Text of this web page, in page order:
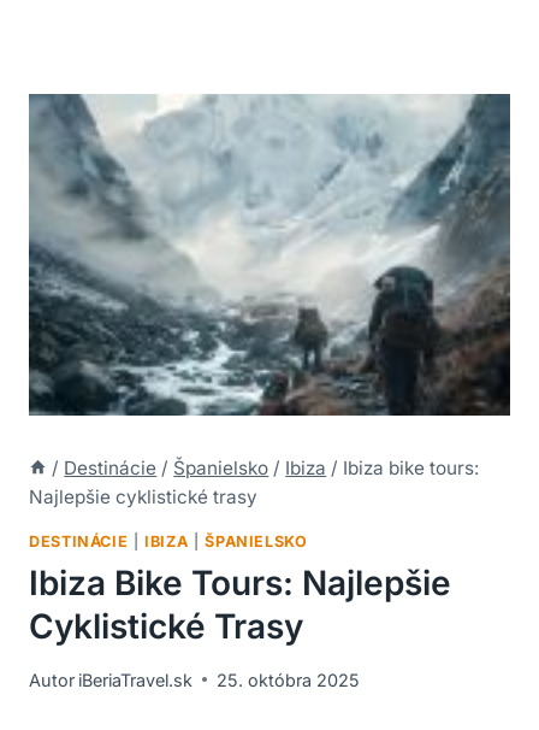
/ Destinácie / Španielsko / Ibiza / Ibiza bike tours:
Najlepšie cyklistické trasy
DESTINÁCIE |IBIZA |ŠPANIELSKO
Ibiza Bike Tours: Najlepšie
Cyklistické Trasy
Autor iBeriaTravel.sk 25. októbra 2025